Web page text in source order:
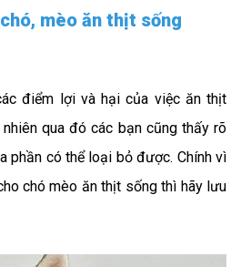
mèo ăn thịt sống
điểm lợi và hại của việc ăn thịt
qua đó các bạn cũng thấy rõ
phần có thể loại bỏ được. Chính vì
chó mèo ăn thịt sống thì hãy lưu